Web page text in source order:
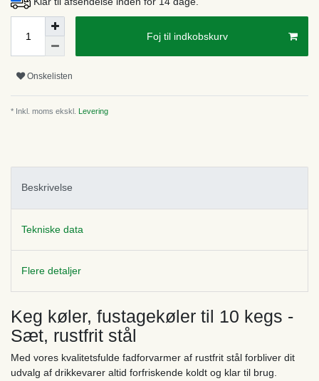
Foj til indkobskurv
Onskelisten
* Inkl. moms ekskl. Levering
Beskrivelse
Tekniske data
Flere detaljer
Keg køler, fustagekøler til 10 kegs -
Sæt, rustfrit stål
Med vores kvalitetsfulde fadforvarmer af rustfrit stål forbliver dit
udvalg af drikkevarer altid forfriskende koldt og klar til brug.